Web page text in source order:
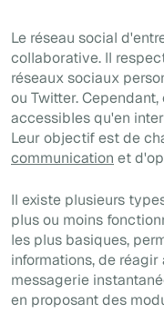
Le réseau social
collaborative. Il
réseaux sociaux
ou Twitter.
accessibles qu'en
Leur objectif est de
communication et
Il existe plusieurs
plus ou moins
les plus basiques,
informations, de
messagerie
en proposant des